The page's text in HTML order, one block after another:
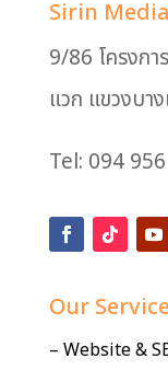
Sirin
9/86 โครงก
แวก แขวงบา
Tel: 094
Our
– Website &